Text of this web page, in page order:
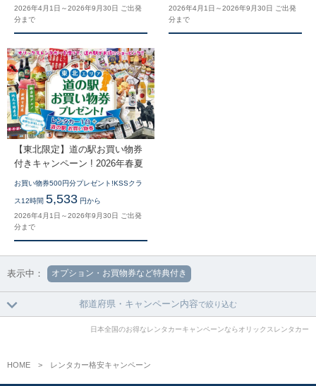
2026年4月1日～2026年9月30日 ご出発
分まで
2026年4月1日～2026年9月30日 ご出発
分まで
【東北限定】道の駅お買い物券
付きキャンペーン ! 2026年春夏
お買い物券500円分プレゼント!KSSクラ
ス12時間 5,533 円から
2026年4月1日～2026年9月30日 ご出発
分まで
表示中： オプション・お買物券など特典付き
都道府県・キャンペーン内容で絞り込む
日本全国のお得なレンタカーキャンペーンならオリックスレンタカー
HOME レンタカー格安キャンペーン